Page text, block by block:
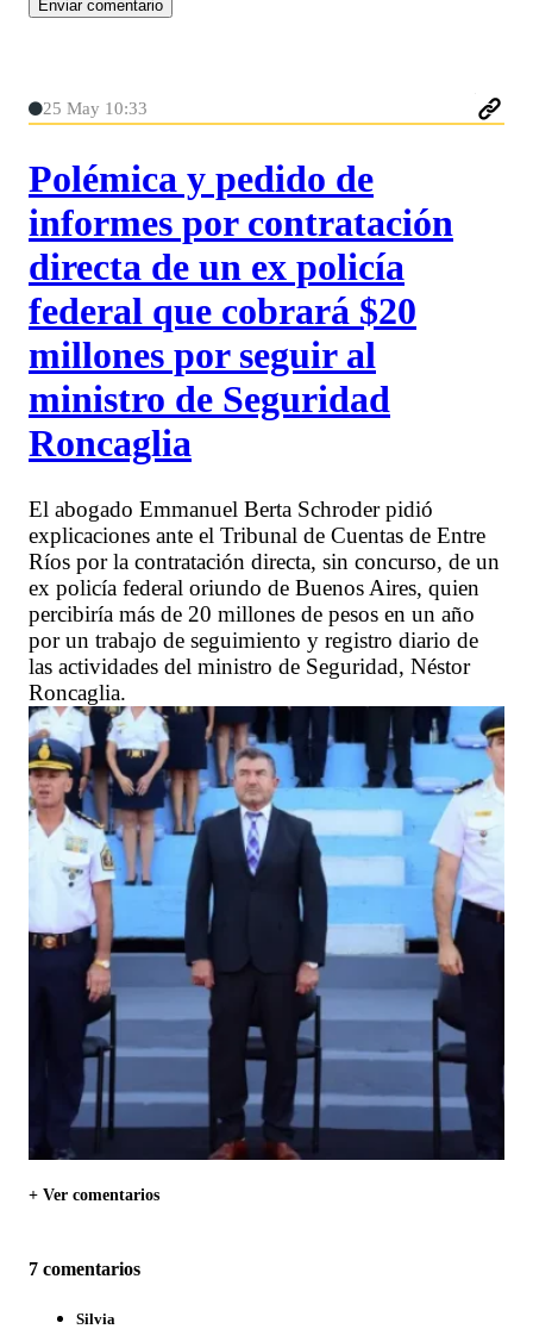
25 May 10:33
Polémica y pedido de
informes por contratación
directa de un ex policía
federal que cobrará $20
millones por seguir al
ministro de Seguridad
Roncaglia
El abogado Emmanuel Berta Schroder pidió
explicaciones ante el Tribunal de Cuentas de Entre
Ríos por la contratación directa, sin concurso, de un
ex policía federal oriundo de Buenos Aires, quien
percibiría más de 20 millones de pesos en un año
por un trabajo de seguimiento y registro diario de
las actividades del ministro de Seguridad, Néstor
Roncaglia.
+ Ver comentarios
7 comentarios
Silvia